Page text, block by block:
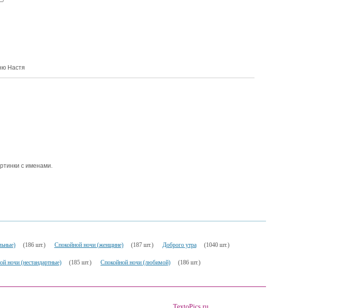
Настя
с именами.
(186 шт.) Спокойной ночи (женщине) (187 шт.) Доброго утра (1040 шт.)
ночи (нестандартные) (185 шт.) Спокойной ночи (любимой) (186 шт.)